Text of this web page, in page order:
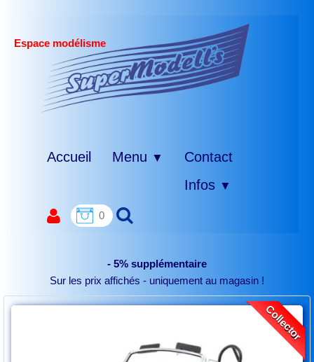
Espace modélisme
Accueil Menu ▼
Contact
Infos ▼
0
- 5% supplémentaire
Sur les prix affichés - uniquement au magasin !
Collector